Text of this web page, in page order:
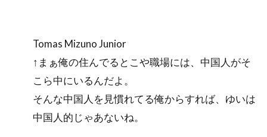
Tomas Mizuno Junior
↑まぁ俺の住んでるとこや職場には、中国人がそ
こら中にいるんだよ。
そんな中国人を見慣れてる俺からすれば、ゆいは
中国人的じゃあないね。